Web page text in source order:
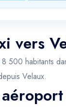
vers
500 habitants
Velaux.